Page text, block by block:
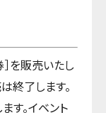
を販売いたし
終了します。
す。イベント